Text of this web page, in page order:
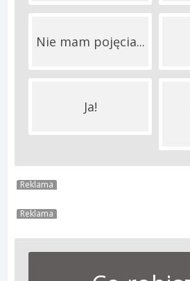
Nie mam pojęcia...
Ja!
Reklama
Reklama